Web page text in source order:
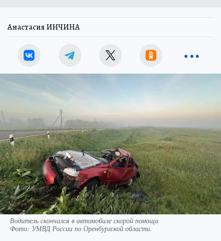
Анастасия ИНЧИНА
Водитель скончался в автомобиле скорой помощи
Фото: УМВД России по Оренбургской области.